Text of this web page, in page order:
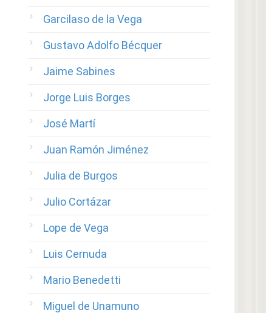
Garcilaso de la Vega
Gustavo Adolfo Bécquer
Jaime Sabines
Jorge Luis Borges
José Martí
Juan Ramón Jiménez
Julia de Burgos
Julio Cortázar
Lope de Vega
Luis Cernuda
Mario Benedetti
Miguel de Unamuno